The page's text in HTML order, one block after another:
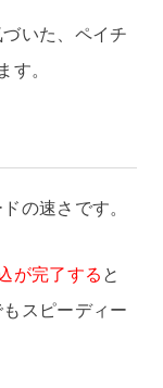
いた、ペイチ
す。
の速さです。
が完了する と
スピーディー